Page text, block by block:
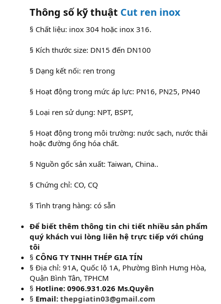
Thông số kỹ thuật Cut ren inox
§ Chất liệu: inox 304 hoặc inox 316.
§ Kích thước size: DN15 đến DN100
§ Dạng kết nối: ren trong
§ Hoạt động trong mức áp lực: PN16, PN25, PN40
§ Loại ren sử dụng: NPT, BSPT,
§ Hoạt động trong môi trường: nước sạch, nước thải
hoặc đường ống hóa chất.
§ Nguồn gốc sản xuất: Taiwan, China..
§ Chứng chỉ: CO, CQ
§ Tình trạng hàng: có sẵn
Để biết thêm thông tin chi tiết nhiều sản phẩm
quý khách vui lòng liên hệ trực tiếp với chúng
tôi
§ CÔNG TY TNHH THÉP GIA TÍN
§ Địa chỉ: 91A, Quốc lộ 1A, Phường Bình Hưng Hòa,
Quận Bình Tân, TPHCM
§ Hotline: 0906.931.026 Ms.Quyên
§ Email: thepgiatin03@gmail.com